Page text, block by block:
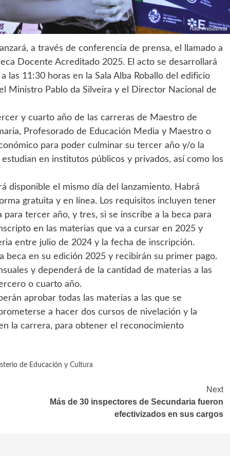
a través de conferencia de prensa, el llamado a
Docente Acreditado 2025. El acto se desarrollará
las 11:30 horas en la Sala Alba Roballo del edificio
Ministro Pablo da Silveira y el Director Nacional de
y cuarto año de las carreras de Maestro de
Profesorado de Educación Media y Maestro o
para poder culminar su tercer año y/o la
en institutos públicos y privados, así como los
disponible el mismo día del lanzamiento. Habrá
gratuita y en línea. Los requisitos incluyen tener
tercer año, y tres, si se inscribe a la beca para
en las materias que va a cursar en 2025 y
entre julio de 2024 y la fecha de inscripción.
beca en su edición 2025 y recibirán su primer pago.
y dependerá de la cantidad de materias a las
o cuarto año.
aprobar todas las materias a las que se
a hacer dos cursos de nivelación y la
la carrera, para obtener el reconocimiento
de Educación y Cultura
Next
Más de 30 inspectores de Secundaria fueron
efectivizados en sus cargos